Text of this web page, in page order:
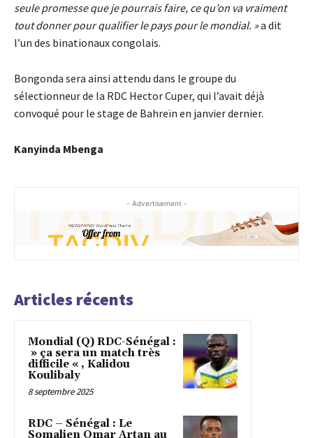
seule promesse que je pourrais faire, ce qu’on va vraiment
tout donner pour qualifier le pays pour le mondial. »a dit
l’un des binationaux congolais.
Bongonda sera ainsi attendu dans le groupe du
sélectionneur de la RDC Hector Cuper, qui l’avait déjà
convoqué pour le stage de Bahreïn en janvier dernier.
Kanyinda Mbenga
- Advertisement -
Articles récents
Mondial (Q) RDC-Sénégal :
» ça sera un match très
difficile « , Kalidou
Koulibaly
8 septembre 2025
RDC – Sénégal : Le
Somalien Omar Artan au